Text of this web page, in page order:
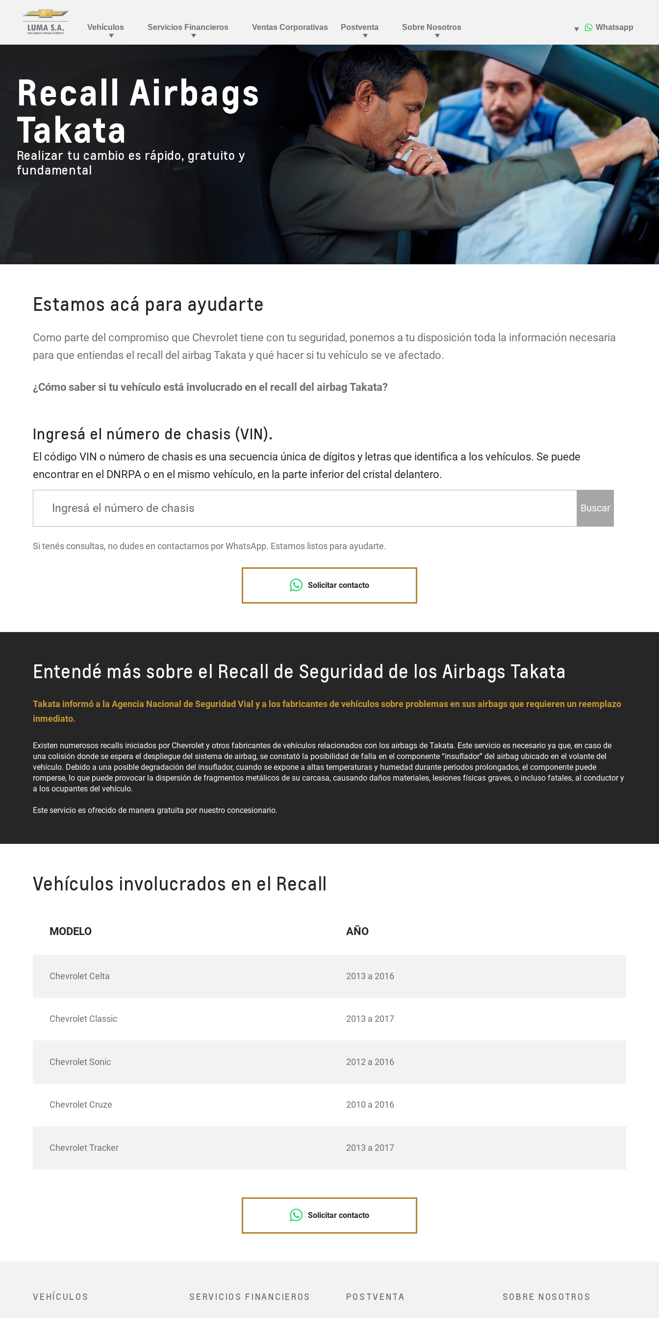
Recall Airbags
Takata
Realizar tu cambio es rápido, gratuito y
fundamental
Estamos acá para ayudarte
Como parte del compromiso que Chevrolet tiene con tu seguridad, ponemos a tu disposición toda la información necesaria
para que entiendas el recall del airbag Takata y qué hacer si tu vehículo se ve afectado.
¿Cómo saber si tu vehículo está involucrado en el recall del airbag Takata?
Ingresá el número de chasis (VIN).
El código VIN o número de chasis es una secuencia única de dígitos y letras que identifica a los vehículos. Se puede
encontrar en el DNRPA o en el mismo vehículo, en la parte inferior del cristal delantero.
Buscar
Si tenés consultas, no dudes en contactarnos por WhatsApp. Estamos listos para ayudarte.
Solicitar contacto
Entendé más sobre el Recall de Seguridad de los Airbags Takata
Takata informó a la Agencia Nacional de Seguridad Vial y a los fabricantes de vehículos sobre problemas en sus airbags que requieren un reemplazo
inmediato.
Existen numerosos recalls iniciados por Chevrolet y otros fabricantes de vehículos relacionados con los airbags de Takata. Este servicio es necesario ya que, en caso de
una colisión donde se espera el despliegue del sistema de airbag, se constató la posibilidad de falla en el componente “insuflador” del airbag ubicado en el volante del
vehículo. Debido a una posible degradación del insuflador, cuando se expone a altas temperaturas y humedad durante períodos prolongados, el componente puede
romperse, lo que puede provocar la dispersión de fragmentos metálicos de su carcasa, causando daños materiales, lesiones físicas graves, o incluso fatales, al conductor y
a los ocupantes del vehículo.
Este servicio es ofrecido de manera gratuita por nuestro concesionario.
Vehículos involucrados en el Recall
MODELO AÑO
Chevrolet Celta 2013 a 2016
Chevrolet Classic 2013 a 2017
Chevrolet Sonic 2012 a 2016
Chevrolet Cruze 2010 a 2016
Chevrolet Tracker 2013 a 2017
Solicitar contacto